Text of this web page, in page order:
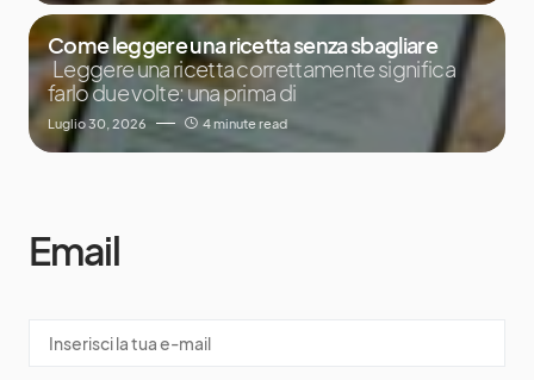
Come leggere una ricetta senza sbagliare
Leggere una ricetta correttamente significa
farlo due volte: una prima di
Luglio 30, 2026 4 minute read
Email